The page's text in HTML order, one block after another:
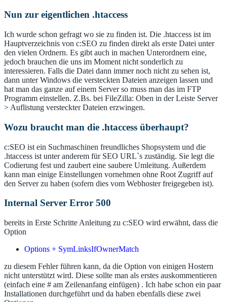
Nun zur eigentlichen .htaccess
Ich wurde schon gefragt wo sie zu finden ist. Die .htaccess ist im
Hauptverzeichnis von c:SEO zu finden direkt als erste Datei unter
den vielen Ordnern. Es gibt auch in machen Unterordnern eine,
jedoch brauchen die uns im Moment nicht sonderlich zu
interessieren. Falls die Datei dann immer noch nicht zu sehen ist,
dann unter Windows die versteckten Dateien anzeigen lassen und
hat man das ganze auf einem Server so muss man das im FTP
Programm einstellen. Z.Bs. bei FileZilla: Oben in der Leiste Server
> Auflistung versteckter Dateien erzwingen.
Wozu braucht man die .htaccess überhaupt?
c:SEO ist ein Suchmaschinen freundliches Shopsystem und die
.htaccess ist unter anderem für SEO URL`s zuständig. Sie legt die
Codierung fest und zaubert eine saubere Umleitung. Außerdem
kann man einige Einstellungen vornehmen ohne Root Zugriff auf
den Server zu haben (sofern dies vom Webhoster freigegeben ist).
Internal Server Error 500
bereits in Erste Schritte Anleitung zu c:SEO wird erwähnt, dass die
Option
Options + SymLinksIfOwnerMatch
zu diesem Fehler führen kann, da die Option von einigen Hostern
nicht unterstützt wird. Diese sollte man als erstes auskommentieren
(einfach eine # am Zeilenanfang einfügen) . Ich habe schon ein paar
Installationen durchgeführt und da haben ebenfalls diese zwei